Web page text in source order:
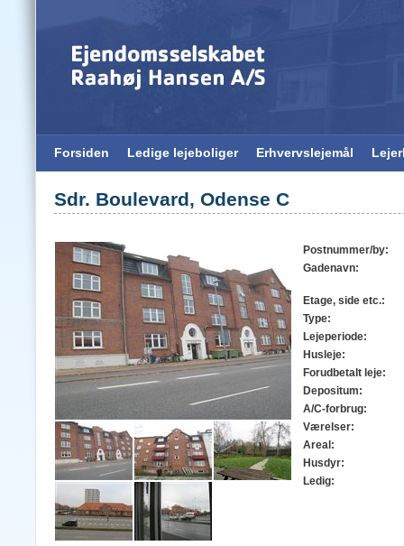
Forsiden Ledige lejeboliger Erhvervslejemål
Sdr. Boulevard, Odense C
Postnummer/by:
Gadenavn:
Etage, side etc.:
Type:
Lejeperiode:
Husleje:
Forudbetalt leje:
Depositum:
A/C-forbrug:
Værelser:
Areal:
Husdyr:
Ledig: